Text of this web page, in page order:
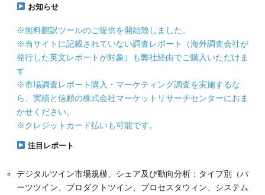
お知らせ
※無料翻訳ツールのご提供を開始致しました。
※当サイトに記載されていない調査レポート（海外調査会社が
発行した英文レポートが対象）も弊社経由でご購入いただけま
す
※市場調査レポート購入・マーケティング調査を実施するな
ら、実績と信頼の株式会社マーケットリサーチセンターにおま
かせください。
※クレジットカード払いも可能です。
注目レポート
デジタルツイン市場規模、シェア及び動向分析：タイプ別（パ
ーツツイン、プロダクトツイン、プロセスタウィン、システム